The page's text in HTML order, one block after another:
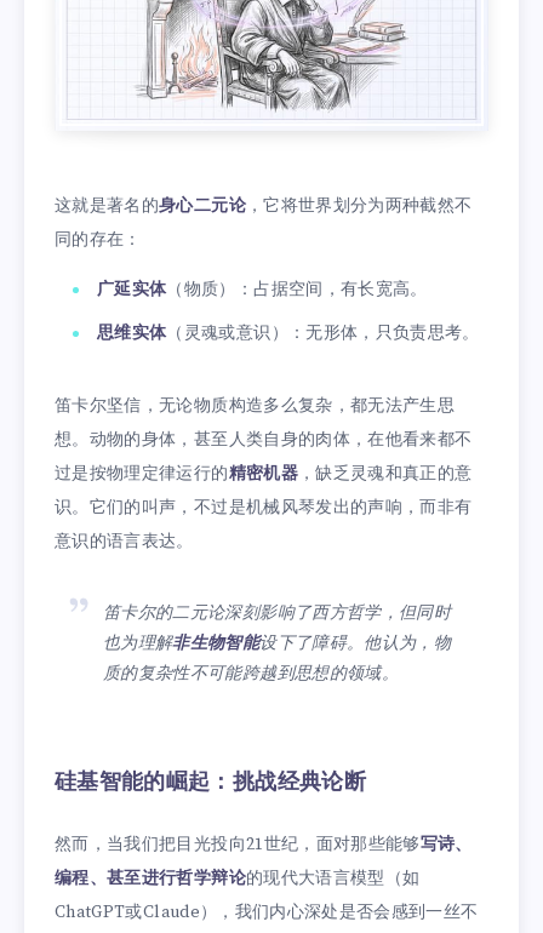
这就是著名的身心二元论，它将世界划分为两种截然不
同的存在：
广延实体（物质）：占据空间，有长宽高。
思维实体（灵魂或意识）：无形体，只负责思考。
笛卡尔坚信，无论物质构造多么复杂，都无法产生思
想。动物的身体，甚至人类自身的肉体，在他看来都不
过是按物理定律运行的精密机器，缺乏灵魂和真正的意
识。它们的叫声，不过是机械风琴发出的声响，而非有
意识的语言表达。
笛卡尔的二元论深刻影响了西方哲学，但同时
也为理解非生物智能设下了障碍。他认为，物
质的复杂性不可能跨越到思想的领域。
硅基智能的崛起：挑战经典论断
然而，当我们把目光投向21世纪，面对那些能够写诗、
编程、甚至进行哲学辩论的现代大语言模型（如
ChatGPT或Claude），我们内心深处是否会感到一丝不